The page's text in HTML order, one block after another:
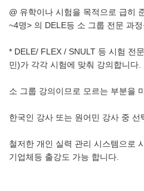
@ 유학이나 시험을 목적으로 급히
~4명> 의 DELE등 소 그룹 전문 과정
* DELE/ FLEX / SNULT 등 시험 전
민)가 각각 시험에 맞춰 강의합니다.
소 그룹 강의이므로 모르는 부분을
한국인 강사 또는 원어민 강사 중 선
철저한 개인 실력 관리 시스템으로
기업체등 출강도 가능 합니다.